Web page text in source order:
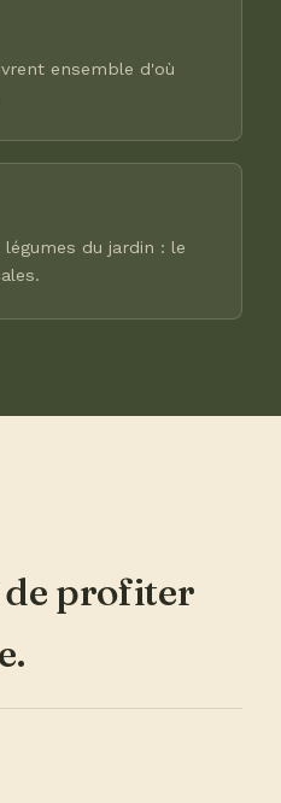
ensemble d'où
du jardin : le
profiter